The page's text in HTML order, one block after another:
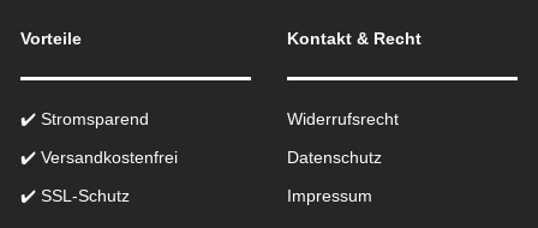
Vorteile
✔️ Stromsparend
✔️ Versandkostenfrei
✔️ SSL-Schutz
Kontakt & Recht
Widerrufsrecht
Datenschutz
Impressum